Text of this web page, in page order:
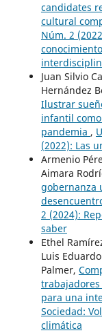
candidates
cultural
Núm. 2
Juan Silvio
Hernández
Ilustrar
infantil
pandemia ,
(2022): Las
Armenio
Aimara
gobernanza
2 (2024):
saber
Ethel
Luis
Palmer,
para una
Sociedad:
climática